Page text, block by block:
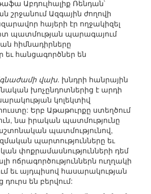
Աբդուլհալիք Ռենդան`
Ազգային ժողովի
հայերի էր ողջակիզել
պատմության պարագայում
հիմնադիրները
հանցագործներ են
վախ. խնդրի հանրային
խոչընդոտներից է արդի
կոլեկտիվ
Երբ Աթաթուրքը ստեղծում
նա իրական պատմությունը
պատմությունով,
պարտությունները եւ
փոքրամասնությունների դեմ
ոճրագործություններն ուղղակի
եւ այդպիսով հասարակության
դուրս են բերվում: